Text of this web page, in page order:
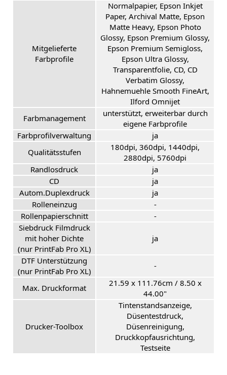
Mitgelieferte
Farbprofile
Normalpapier, Epson Inkjet
Paper, Archival Matte, Epson
Matte Heavy, Epson Photo
Glossy, Epson Premium Glossy,
Epson Premium Semigloss,
Epson Ultra Glossy,
Transparentfolie, CD, CD
Verbatim Glossy,
Hahnemuehle Smooth FineArt,
Ilford Omnijet
Farbmanagement
unterstützt, erweiterbar durch
eigene Farbprofile
Farbprofilverwaltung
ja
Qualitätsstufen
180dpi, 360dpi, 1440dpi,
2880dpi, 5760dpi
Randlosdruck
ja
CD
ja
Autom.Duplexdruck
ja
Rolleneinzug
-
Rollenpapierschnitt
-
Siebdruck Filmdruck
mit hoher Dichte
(nur PrintFab Pro XL)
ja
DTF Unterstützung
(nur PrintFab Pro XL)
-
Max. Druckformat
21.59 x 111.76cm / 8.50 x
44.00"
Drucker-Toolbox
Tintenstandsanzeige,
Düsentestdruck,
Düsenreinigung,
Druckkopfausrichtung,
Testseite